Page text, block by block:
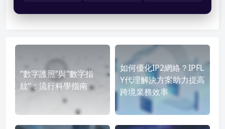
”數字護照”與”數字指
紋”：流行科學指南
如何優化IP2網絡？IPFL
Y代理解決方案助力提高
跨境業務效率